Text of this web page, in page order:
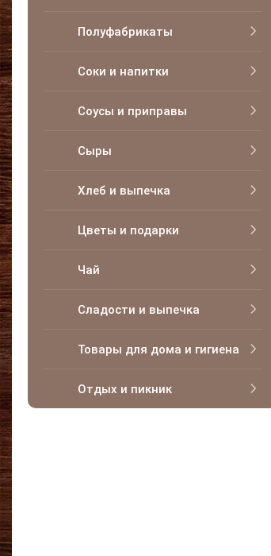
Полуфабрикаты
Соки и напитки
Соусы и приправы
Сыры
Хлеб и выпечка
Цветы и подарки
Чай
Сладости и выпечка
Товары для дома и гигиена
Отдых и пикник